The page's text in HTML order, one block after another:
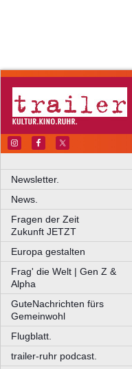
Newsletter.
News.
Fragen der Zeit
Zukunft JETZT
Europa gestalten
Frag' die Welt | Gen Z &
Alpha
GuteNachrichten fürs
Gemeinwohl
Flugblatt.
trailer-ruhr podcast.